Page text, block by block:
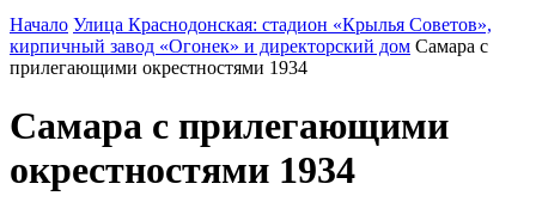
Начало Улица Краснодонская: стадион «Крылья Советов»,
кирпичный завод «Огонек» и директорский дом Самара с
прилегающими окрестностями 1934
Самара с прилегающими
окрестностями 1934